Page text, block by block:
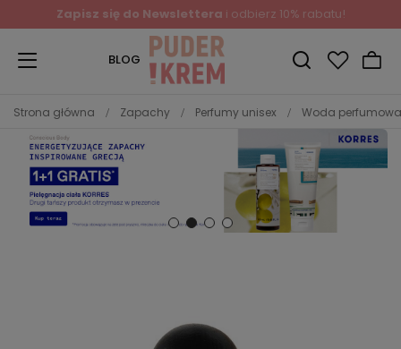
Zapisz się do Newslettera i odbierz 10% rabatu!
BLOG
Strona główna Zapachy Perfumy unisex Woda